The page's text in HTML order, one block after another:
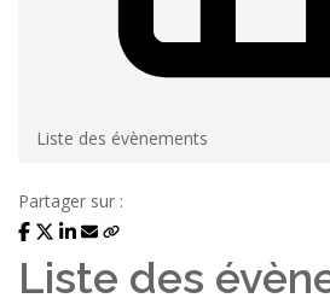
Liste des évènements
Partager sur :
Liste des